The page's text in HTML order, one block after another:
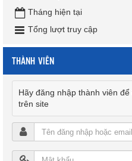
Tháng hiện tại
Tổng lượt truy cập
THÀNH VIÊN
Hãy đăng nhập thành viên
trên site